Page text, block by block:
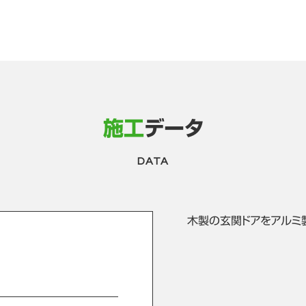
施工データ
DATA
木製の玄関ドアをアルミ